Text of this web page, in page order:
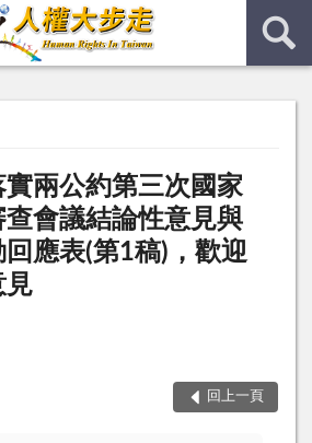
實兩公約第三次國家
會議結論性意見與
應表(第1稿)，歡迎
見
回上一頁